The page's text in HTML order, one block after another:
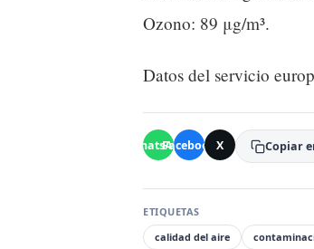
Ozono: 89 μg/m³.
Datos del servicio
WhatsApp
Facebook X Copiar
ETIQUETAS
calidad del aire